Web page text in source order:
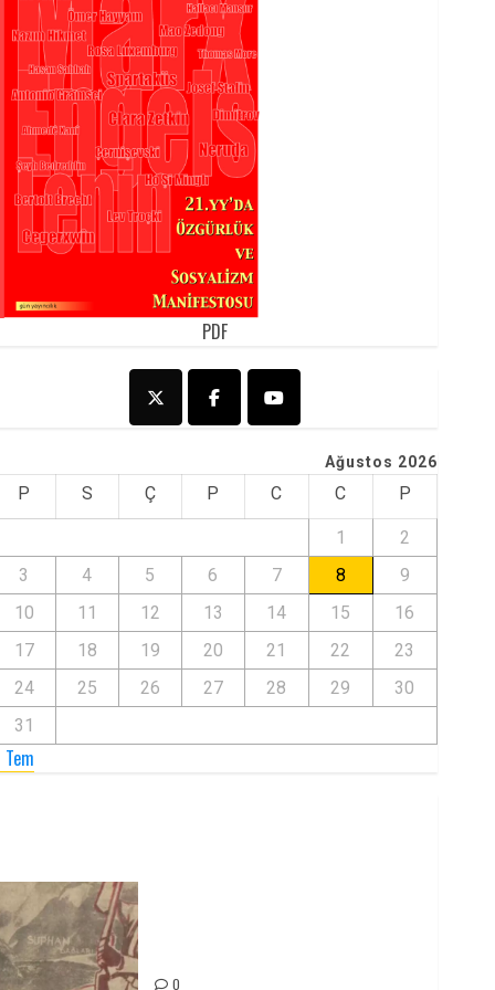
PDF
Ağustos 2026
P S Ç P C C P
1
2
3
4 5 6 7 8
9
10
11 12 13 14 15
16
17
18 19 20 21 22
23
24
25 26 27 28 29
30
31
0